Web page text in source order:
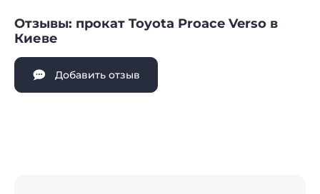
Отзывы: прокат Toyota Proace Verso в
Киеве
Добавить отзыв